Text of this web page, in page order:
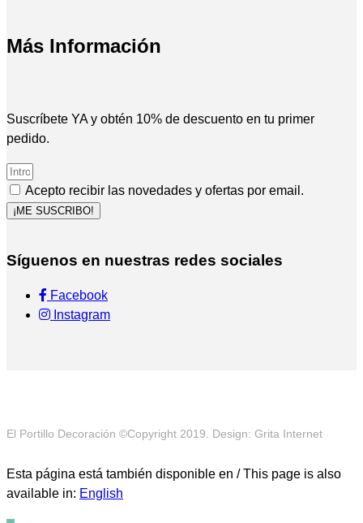
Más Información
Suscríbete YA y obtén 10% de descuento en tu primer
pedido.
Acepto recibir las novedades y ofertas por email.
¡ME SUSCRIBO!
Síguenos en nuestras redes sociales
Facebook
Instagram
El Portillo Decoración ©Copyright 2019. Design: Grita Internet
Esta página está también disponible en / This page is also
available in: English